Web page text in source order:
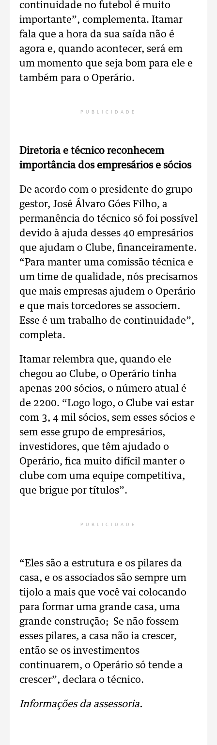
continuidade no futebol é muito
importante”, complementa. Itamar
fala que a hora da sua saída não é
agora e, quando acontecer, será em
um momento que seja bom para ele e
também para o Operário.
PUBLICIDADE
Diretoria e técnico reconhecem
importância dos empresários e sócios
De acordo com o presidente do grupo
gestor, José Álvaro Góes Filho, a
permanência do técnico só foi possível
devido à ajuda desses 40 empresários
que ajudam o Clube, financeiramente.
“Para manter uma comissão técnica e
um time de qualidade, nós precisamos
que mais empresas ajudem o Operário
e que mais torcedores se associem.
Esse é um trabalho de continuidade”,
completa.
Itamar relembra que, quando ele
chegou ao Clube, o Operário tinha
apenas 200 sócios, o número atual é
de 2200. “Logo logo, o Clube vai estar
com 3, 4 mil sócios, sem esses sócios e
sem esse grupo de empresários,
investidores, que têm ajudado o
Operário, fica muito difícil manter o
clube com uma equipe competitiva,
que brigue por títulos”.
PUBLICIDADE
“Eles são a estrutura e os pilares da
casa, e os associados são sempre um
tijolo a mais que você vai colocando
para formar uma grande casa, uma
grande construção; Se não fossem
esses pilares, a casa não ia crescer,
então se os investimentos
continuarem, o Operário só tende a
crescer”, declara o técnico.
Informações da assessoria.